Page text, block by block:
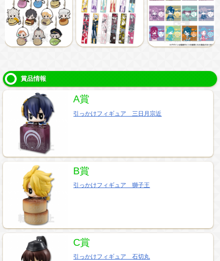
賞品情報
A賞
引っかけフィギュア 三日月宗近
B賞
引っかけフィギュア 獅子王
C賞
引っかけフィギュア 石切丸